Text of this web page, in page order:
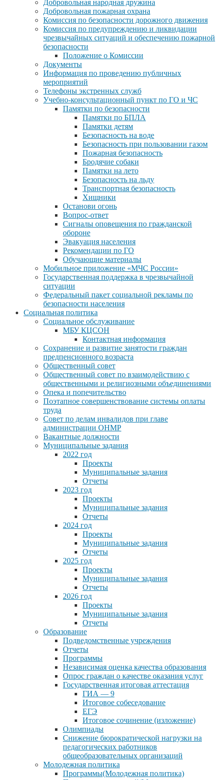
Добровольная народная дружина
Добровольная пожарная охрана
Комиссия по безопасности дорожного движения
Комиссия по предупреждению и ликвидации
чрезвычайных ситуаций и обеспечению пожарной
безопасности
Положение о Комиссии
Документы
Информация по проведению публичных
мероприятий
Телефоны экстренных служб
Учебно-консультационный пункт по ГО и ЧС
Памятки по безопасности
Памятки по БПЛА
Памятки детям
Безопасность на воде
Безопасность при пользовании газом
Пожарная безопасность
Бродячие собаки
Памятки на лето
Безопасность на льду
Транспортная безопасность
Хищники
Останови огонь
Вопрос-ответ
Сигналы оповещения по гражданской
обороне
Эвакуация населения
Рекомендации по ГО
Обучающие материалы
Мобильное приложение «МЧС России»
Государственная поддержка в чрезвычайной
ситуации
Федеральный пакет социальной рекламы по
безопасности населения
Социальная политика
Социальное обслуживание
МБУ КЦСОН
Контактная информация
Сохранение и развитие занятости граждан
предпенсионного возраста
Общественный совет
Общественный совет по взаимодействию с
общественными и религиозными объединениями
Опека и попечительство
Поэтапное совершенствование системы оплаты
труда
Совет по делам инвалидов при главе
администрации ОНМР
Вакантные должности
Муниципальные задания
2022 год
Проекты
Муниципальные задания
Отчеты
2023 год
Проекты
Муниципальные задания
Отчеты
2024 год
Проекты
Муниципальные задания
Отчеты
2025 год
Проекты
Муниципальные задания
Отчеты
2026 год
Проекты
Муниципальные задания
Отчеты
Образование
Подведомственные учреждения
Отчеты
Программы
Независимая оценка качества образования
Опрос граждан о качестве оказания услуг
Государственная итоговая аттестация
ГИА — 9
Итоговое собеседование
ЕГЭ
Итоговое сочинение (изложение)
Олимпиады
Снижение бюрократической нагрузки на
педагогических работников
общеобразовательных организаций
Молодежная политика
Программы(Молодежная политика)